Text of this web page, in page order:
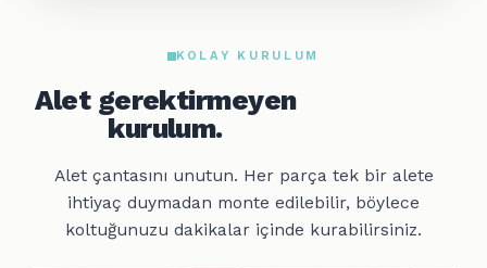
KOLAY KURULUM
Alet gerektirmeyen
kurulum.
Alet çantasını unutun. Her parça tek bir alete
ihtiyaç duymadan monte edilebilir, böylece
koltuğunuzu dakikalar içinde kurabilirsiniz.